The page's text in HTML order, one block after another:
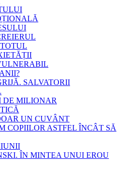
SALVATORII
DE MILIONAR
UN CUVÂNT
COPIILOR ASTFEL ÎNCÂT SĂ
ÎN MINTEA UNUI EROU